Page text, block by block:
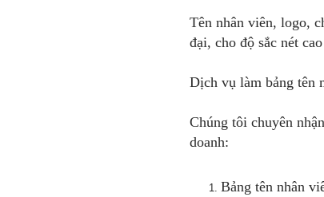
Tên nhân viên, logo,
đại, cho độ sắc nét
Dịch vụ làm bảng tên
Chúng tôi chuyên
doanh:
Bảng tên nhân